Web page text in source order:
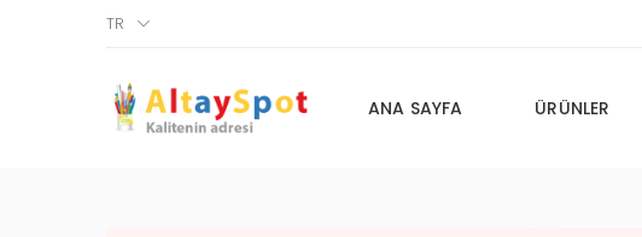
TR
ANA SAYFA ÜRÜNLER